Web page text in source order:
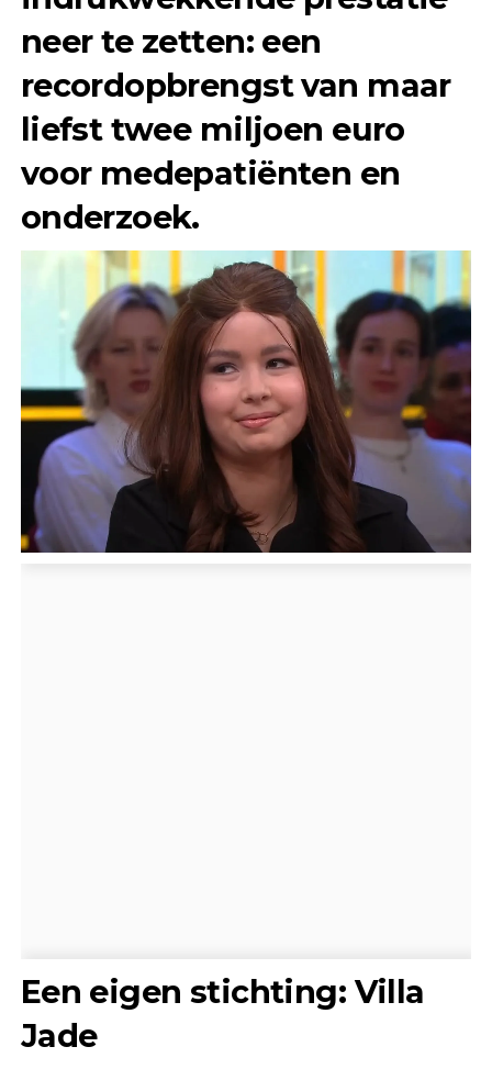
neer te zetten: een
recordopbrengst van maar
liefst twee miljoen euro
voor medepatiënten en
onderzoek.
Een eigen stichting: Villa
Jade